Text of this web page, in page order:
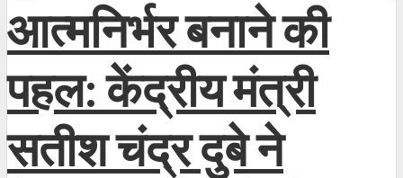
आत्मनिर्भर बनाने की
पहल: केंद्रीय मंत्री
सतीश चंद्र दुबे ने